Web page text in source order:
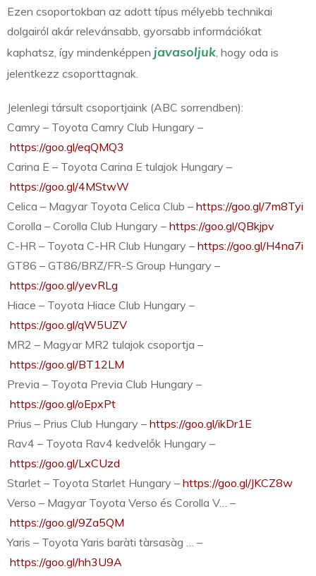
Ezen csoportokban az adott típus mélyebb technikai
dolgairól akár relevánsabb, gyorsabb információkat
kaphatsz, így mindenképpen javasoljuk, hogy oda is
jelentkezz csoporttagnak.
Jelenlegi társult csoportjaink (ABC sorrendben):
Camry – Toyota Camry Club Hungary –
https://goo.gl/eqQMQ3
Carina E – Toyota Carina E tulajok Hungary –
https://goo.gl/4MStwW
Celica – Magyar Toyota Celica Club – https://goo.gl/7m8Tyi
Corolla – Corolla Club Hungary – https://goo.gl/QBkjpv
C-HR – Toyota C-HR Club Hungary – https://goo.gl/H4na7i
GT86 – GT86/BRZ/FR-S Group Hungary –
https://goo.gl/yevRLg
Hiace – Toyota Hiace Club Hungary –
https://goo.gl/qW5UZV
MR2 – Magyar MR2 tulajok csoportja –
https://goo.gl/BT12LM
Previa – Toyota Previa Club Hungary –
https://goo.gl/oEpxPt
Prius – Prius Club Hungary – https://goo.gl/ikDr1E
Rav4 – Toyota Rav4 kedvelők Hungary –
https://goo.gl/LxCUzd
Starlet – Toyota Starlet Hungary – https://goo.gl/JKCZ8w
Verso – Magyar Toyota Verso és Corolla V… –
https://goo.gl/9Za5QM
Yaris – Toyota Yaris baràti tàrsasàg … –
https://goo.gl/hh3U9A